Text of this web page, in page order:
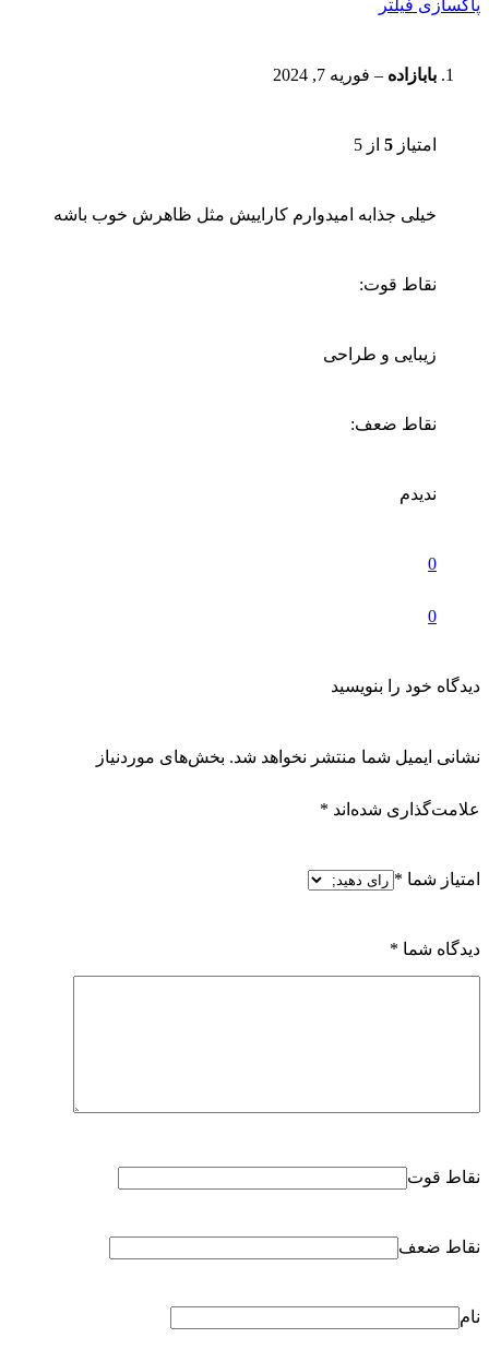
پاکسازی فیلتر
بابازاده – فوریه 7, 2024
امتیاز 5 از 5
خیلی جذابه امیدوارم کاراییش مثل ظاهرش خوب باشه
نقاط قوت:
زیبایی و طراحی
نقاط ضعف:
ندیدم
0
0
دیدگاه خود را بنویسید
نشانی ایمیل شما منتشر نخواهد شد. بخش‌های موردنیاز
علامت‌گذاری شده‌اند *
امتیاز شما *
دیدگاه شما *
نقاط قوت
نقاط ضعف
نام